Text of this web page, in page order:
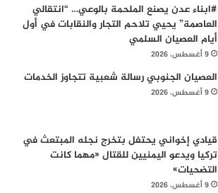
#ابناء عدن يصنع الملحمة بالوعي… “انتقالي
العاصمة” يحيي تلاحم التجار والنقابات في أول
أيام العصيان السلمي
9 أغسطس، 2026
العصيان الجنوبي رسالة شعبية تتجاوز الخدمات
9 أغسطس، 2026
قيادي إخواني يحتفل بتخرج نجله المبتعث في
تركيا ويدعو اليمنيين للقتال «مهما كانت
التضحيات»
9 أغسطس، 2026